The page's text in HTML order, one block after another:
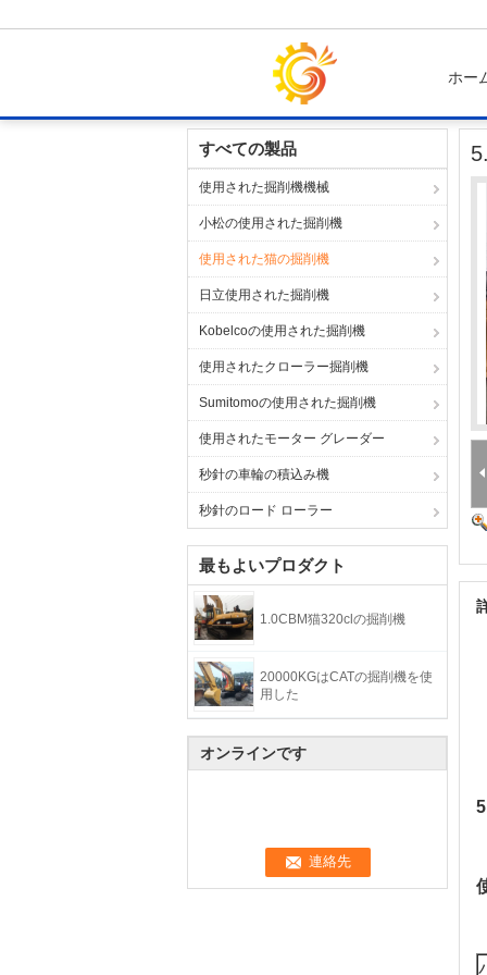
ホー
すべての製品
使用された掘削機機械
小松の使用された掘削機
使用された猫の掘削機
日立使用された掘削機
Kobelcoの使用された掘削機
使用されたクローラー掘削機
Sumitomoの使用された掘削機
使用されたモーター グレーダー
秒針の車輪の積込み機
秒針のロード ローラー
最もよいプロダクト
1.0CBM猫320clの掘削機
20000KGはCATの掘削機を使
用した
オンラインです